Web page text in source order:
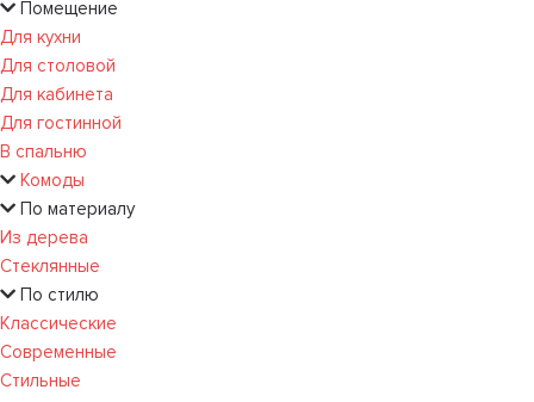
Помещение
Для кухни
Для столовой
Для кабинета
Для гостинной
В спальню
Комоды
По материалу
Из дерева
Стеклянные
По стилю
Классические
Современные
Стильные